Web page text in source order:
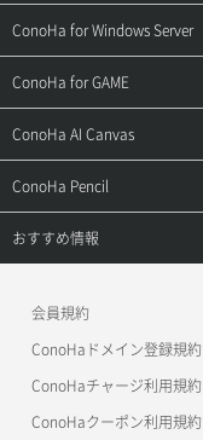
用語集
お問い合わせ
ご利用ガイド
お乗り換えガイド
よくある質問
サポートトップ
ご利用ガイド
APIドキュメントVPS2.0
APIドキュメントVPS3.0
ConoHa for Windows Server
サポートトップ
ご利用ガイド
APIドキュメントVPS2.0
APIドキュメントVPS3.0
ConoHa for GAME
サポートトップ
ご利用ガイド
ConoHa AI Canvas
サポートトップ
ご利用ガイド
ConoHa Pencil
サポートトップ
おすすめ情報
美雲このは徹底ガイド
会員規約
ConoHaドメイン登録規約
ConoHaチャージ利用規約
ConoHaクーポン利用規約